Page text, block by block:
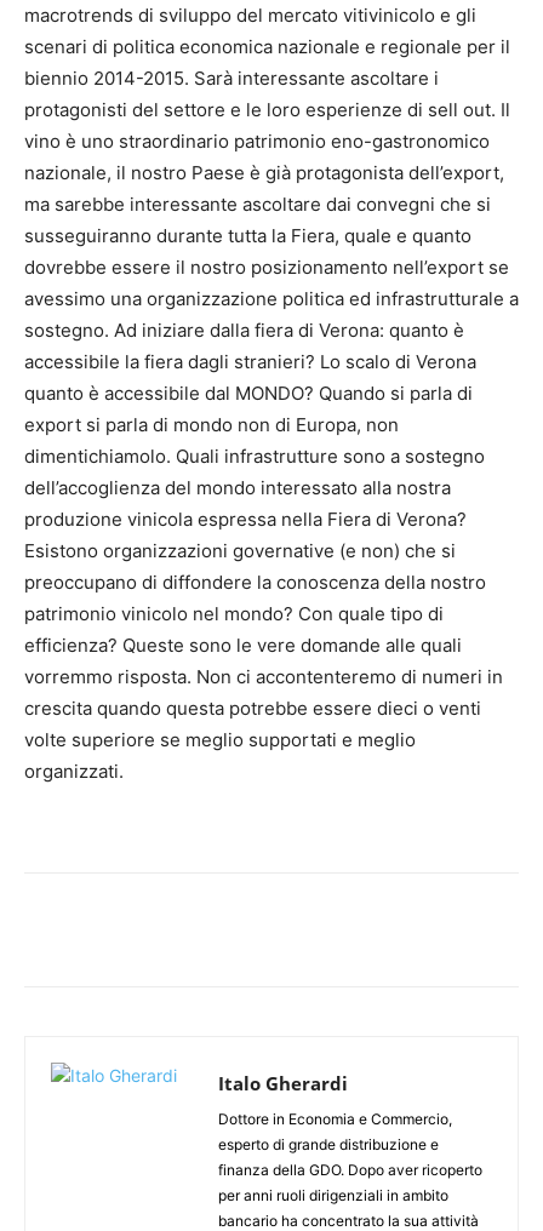
macrotrends di sviluppo del mercato vitivinicolo e gli
scenari di politica economica nazionale e regionale per il
biennio 2014-2015. Sarà interessante ascoltare i
protagonisti del settore e le loro esperienze di sell out. Il
vino è uno straordinario patrimonio eno-gastronomico
nazionale, il nostro Paese è già protagonista dell’export,
ma sarebbe interessante ascoltare dai convegni che si
susseguiranno durante tutta la Fiera, quale e quanto
dovrebbe essere il nostro posizionamento nell’export se
avessimo una organizzazione politica ed infrastrutturale a
sostegno. Ad iniziare dalla fiera di Verona: quanto è
accessibile la fiera dagli stranieri? Lo scalo di Verona
quanto è accessibile dal MONDO? Quando si parla di
export si parla di mondo non di Europa, non
dimentichiamolo. Quali infrastrutture sono a sostegno
dell’accoglienza del mondo interessato alla nostra
produzione vinicola espressa nella Fiera di Verona?
Esistono organizzazioni governative (e non) che si
preoccupano di diffondere la conoscenza della nostro
patrimonio vinicolo nel mondo? Con quale tipo di
efficienza? Queste sono le vere domande alle quali
vorremmo risposta. Non ci accontenteremo di numeri in
crescita quando questa potrebbe essere dieci o venti
volte superiore se meglio supportati e meglio
organizzati.
Italo Gherardi
Dottore in Economia e Commercio,
esperto di grande distribuzione e
finanza della GDO. Dopo aver ricoperto
per anni ruoli dirigenziali in ambito
bancario ha concentrato la sua attività